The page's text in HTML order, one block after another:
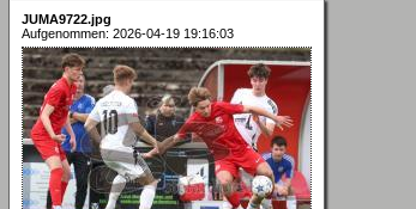
JUMA9722.jpg
Aufgenommen: 2026-04-19 19:16:03